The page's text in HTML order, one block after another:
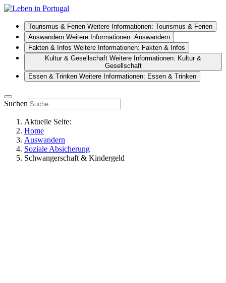
Tourismus & Ferien Weitere Informationen: Tourismus & Ferien
Auswandern Weitere Informationen: Auswandern
Fakten & Infos Weitere Informationen: Fakten & Infos
Kultur & Gesellschaft Weitere Informationen: Kultur &
Gesellschaft
Essen & Trinken Weitere Informationen: Essen & Trinken
Suchen
Aktuelle Seite:
Home
Auswandern
Soziale Absicherung
Schwangerschaft & Kindergeld